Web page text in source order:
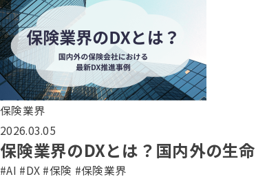
保険業界
2026.03.05
保険業界のDXとは？国内外の生
#AI #DX #保険 #保険業界